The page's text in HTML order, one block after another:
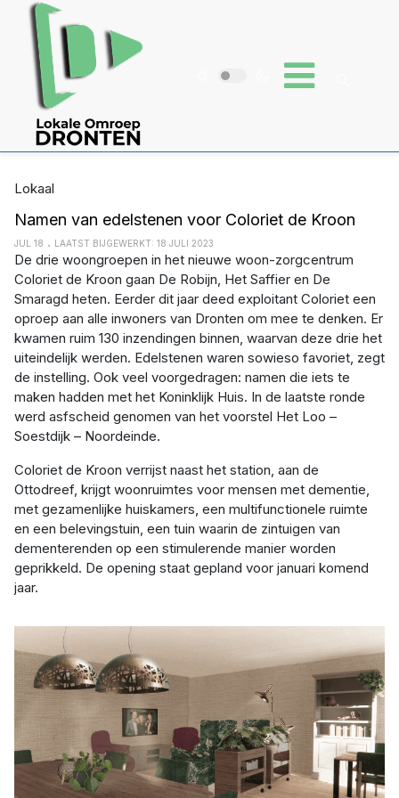
Lokaal
Namen van edelstenen voor Coloriet de Kroon
JUL 18 LAATST BIJGEWERKT: 18 JULI 2023
De drie woongroepen in het nieuwe woon-zorgcentrum
Coloriet de Kroon gaan De Robijn, Het Saffier en De
Smaragd heten. Eerder dit jaar deed exploitant Coloriet een
oproep aan alle inwoners van Dronten om mee te denken. Er
kwamen ruim 130 inzendingen binnen, waarvan deze drie het
uiteindelijk werden. Edelstenen waren sowieso favoriet, zegt
de instelling. Ook veel voorgedragen: namen die iets te
maken hadden met het Koninklijk Huis. In de laatste ronde
werd asfscheid genomen van het voorstel Het Loo –
Soestdijk – Noordeinde.
Coloriet de Kroon verrijst naast het station, aan de
Ottodreef, krijgt woonruimtes voor mensen met dementie,
met gezamenlijke huiskamers, een multifunctionele ruimte
en een belevingstuin, een tuin waarin de zintuigen van
dementerenden op een stimulerende manier worden
geprikkeld. De opening staat gepland voor januari komend
jaar.